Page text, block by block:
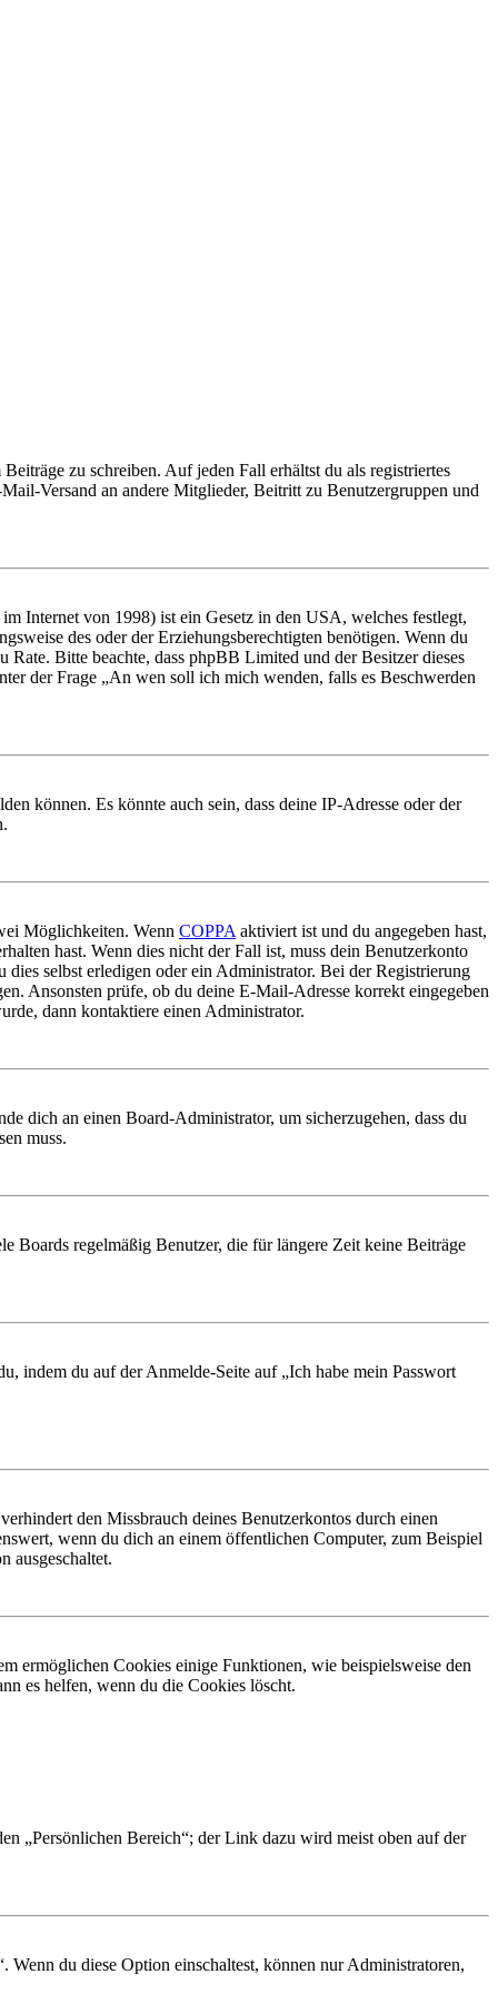
zu schreiben. Auf jeden Fall erhältst du als registriertes
Versand an andere Mitglieder, Beitritt zu Benutzergruppen und
Internet von 1998) ist ein Gesetz in den USA, welches festlegt,
des oder der Erziehungsberechtigten benötigen. Wenn du
Bitte beachte, dass phpBB Limited und der Besitzer dieses
der Frage „An wen soll ich mich wenden, falls es Beschwerden
können. Es könnte auch sein, dass deine IP-Adresse oder der
Möglichkeiten. Wenn COPPA aktiviert ist und du angegeben hast,
hast. Wenn dies nicht der Fall ist, muss dein Benutzerkonto
selbst erledigen oder ein Administrator. Bei der Registrierung
Ansonsten prüfe, ob du deine E-Mail-Adresse korrekt eingegeben
dann kontaktiere einen Administrator.
dich an einen Board-Administrator, um sicherzugehen, dass du
muss.
Boards regelmäßig Benutzer, die für längere Zeit keine Beiträge
indem du auf der Anmelde-Seite auf „Ich habe mein Passwort
den Missbrauch deines Benutzerkontos durch einen
wenn du dich an einem öffentlichen Computer, zum Beispiel
ausgeschaltet.
ermöglichen Cookies einige Funktionen, wie beispielsweise den
es helfen, wenn du die Cookies löscht.
„Persönlichen Bereich“; der Link dazu wird meist oben auf der
du diese Option einschaltest, können nur Administratoren,